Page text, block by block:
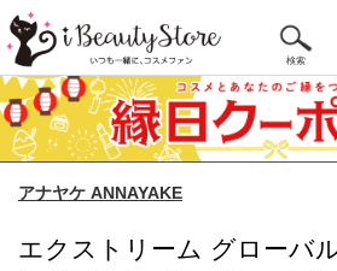
検索
アナヤケ ANNAYAKE
エクストリーム グローバ